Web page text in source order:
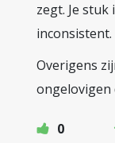
zegt. Je
inconsistent.
Overigens
ongelovigen
0